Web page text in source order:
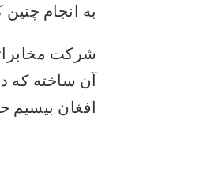
به انجام
شرکت
آن ساخته که
افغان بیسیم